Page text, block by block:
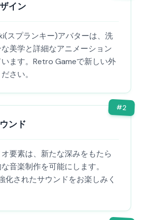
イン
スプランキー)アバターは、洗
美学と詳細なアニメーション
ます。Retro Gameで新しい外
さい。
#2
ンド
要素は、新たな深みをもたら
音楽制作を可能にします。
化されたサウンドをお楽しみく